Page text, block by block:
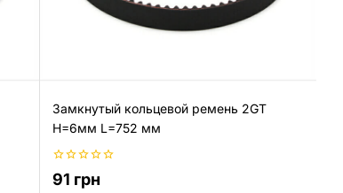
Замкнутый кольцевой ремень 2GT
H=6мм L=752 мм
0
из
91 грн